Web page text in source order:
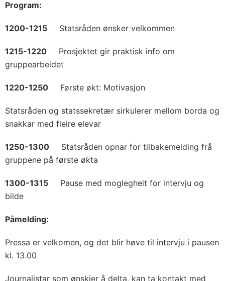
Program:
1200-1215 Statsråden ønsker velkommen
1215-1220 Prosjektet gir praktisk info om
gruppearbeidet
1220-1250 Første økt: Motivasjon
Statsråden og statssekretær sirkulerer mellom borda og
snakkar med fleire elevar
1250-1300 Statsråden opnar for tilbakemelding frå
gruppene på første økta
1300-1315 Pause med moglegheit for intervju og
bilde
Påmelding:
Pressa er velkomen, og det blir høve til intervju i pausen
kl. 13.00
Journalistar som ønskjer å delta, kan ta kontakt med